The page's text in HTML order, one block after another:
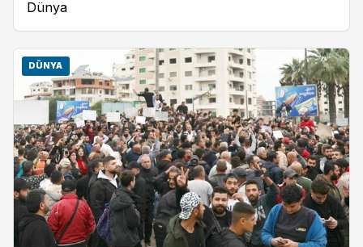
Dünya
DÜNYA